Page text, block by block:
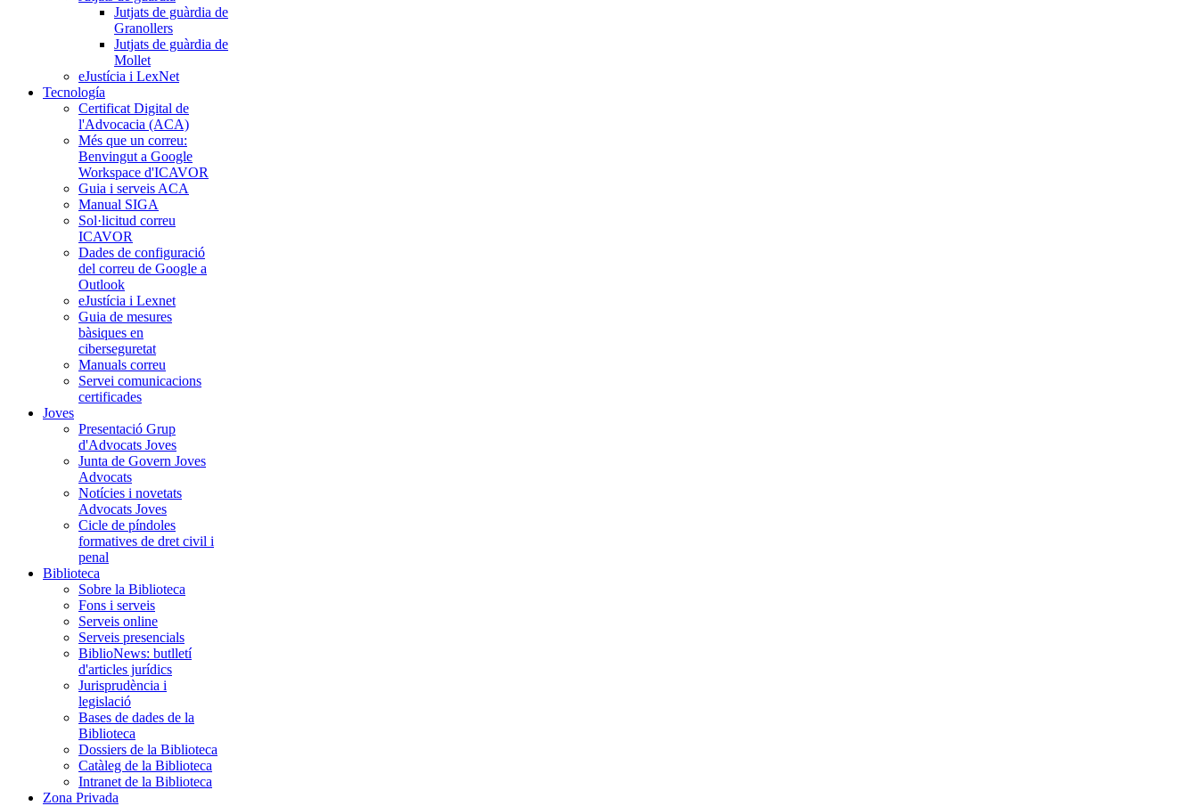
Jutjats de guàrdia de
Granollers
Jutjats de guàrdia de
Mollet
eJustícia i LexNet
Tecnología
Certificat Digital de
l'Advocacia (ACA)
Més que un correu:
Benvingut a Google
Workspace d'ICAVOR
Guia i serveis ACA
Manual SIGA
Sol·licitud correu
ICAVOR
Dades de configuració
del correu de Google a
Outlook
eJustícia i Lexnet
Guia de mesures
bàsiques en
ciberseguretat
Manuals correu
Servei comunicacions
certificades
Joves
Presentació Grup
d'Advocats Joves
Junta de Govern Joves
Advocats
Notícies i novetats
Advocats Joves
Cicle de píndoles
formatives de dret civil i
penal
Biblioteca
Sobre la Biblioteca
Fons i serveis
Serveis online
Serveis presencials
BiblioNews: butlletí
d'articles jurídics
Jurisprudència i
legislació
Bases de dades de la
Biblioteca
Dossiers de la Biblioteca
Catàleg de la Biblioteca
Intranet de la Biblioteca
Zona Privada